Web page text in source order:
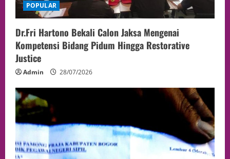
POPULAR
Dr.Fri Hartono Bekali Calon Jaksa Mengenai
Kompetensi Bidang Pidum Hingga Restorative
Justice
Admin 28/07/2026